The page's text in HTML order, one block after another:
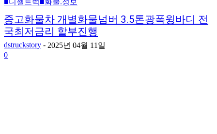
■디젤트럭■화물.정보
중고화물차 개별화물넘버 3.5톤광폭윙바디 전
국최저금리 할부진행
dstruckstory - 2025년 04월 11일
0